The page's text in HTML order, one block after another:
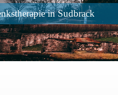
in Sudbrack